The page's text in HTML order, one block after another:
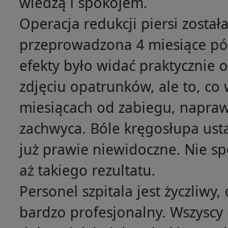
Operacja redukcji piersi została
przeprowadzona 4 miesiące
efekty było widać praktycznie
zdjęciu opatrunków, ale to, co
miesiącach od zabiegu,
zachwyca. Bóle kręgosłupa
już prawie niewidoczne. Nie
aż takiego rezultatu.
Personel szpitala jest życzliwy,
bardzo profesjonalny.